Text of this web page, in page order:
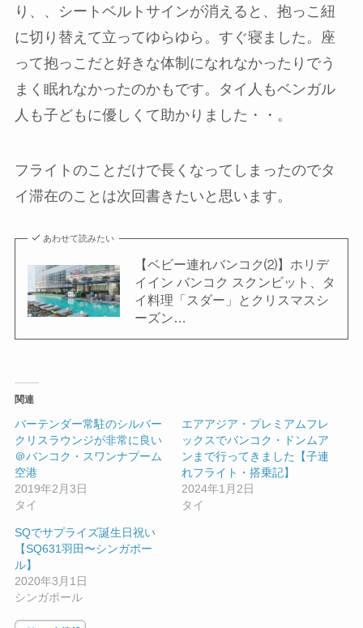
り、、シートベルトサインが消えると、抱っこ紐
に切り替えて立ってゆらゆら。すぐ寝ました。座
って抱っこだと好きな体制になれなかったりでう
まく眠れなかったのかもです。タイ人もベンガル
人も子どもに優しくて助かりました・・。
フライトのことだけで長くなってしまったのでタ
イ滞在のことは次回書きたいと思います。
あわせて読みたい
【ベビー連れバンコク⑵】ホリデ
イイン バンコク スクンビット、タ
イ料理「スダー」とクリスマスシ
ーズン…
関連
バーテンダー常駐のシルバー
クリスラウンジが非常に良い
＠バンコク・スワンナプーム
空港
2019年2月3日
タイ
エアアジア・プレミアムフレ
ックスでバンコク・ドンムア
ンまで行ってきました【子連
れフライト・搭乗記】
2024年1月2日
タイ
SQでサプライズ誕生日祝い
【SQ631羽田〜シンガポー
ル】
2020年3月1日
シンガポール